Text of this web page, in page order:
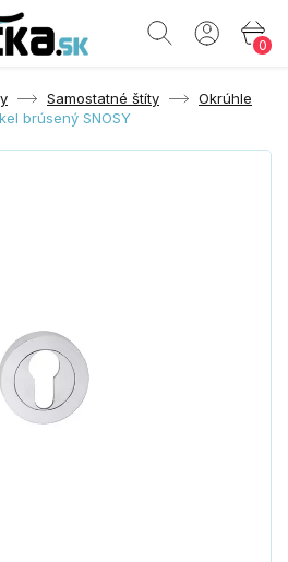
0
Samostatné štíty
Okrúhle
brúsený SNOSY